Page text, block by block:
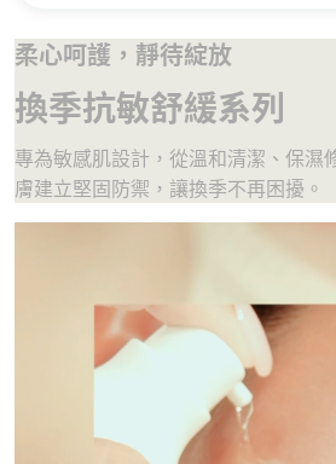
柔心呵護，靜待綻放
換季抗敏舒緩系列
專為敏感肌設計，從溫和清潔、保濕
膚建立堅固防禦，讓換季不再困擾。